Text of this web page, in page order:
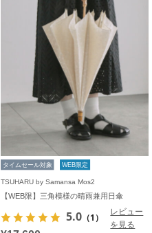
タイムセール対象 WEB限定
TSUHARU by Samansa Mos2
【WEB限】三角模様の晴雨兼用日傘
5.0 （1）
レビュー
を見る